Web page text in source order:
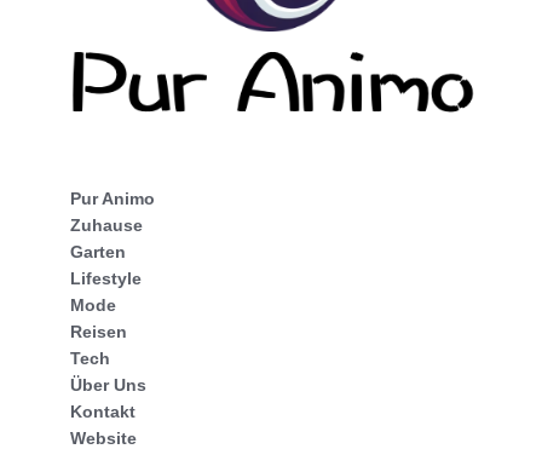
Pur Animo
Zuhause
Garten
Lifestyle
Mode
Reisen
Tech
Über Uns
Kontakt
Website